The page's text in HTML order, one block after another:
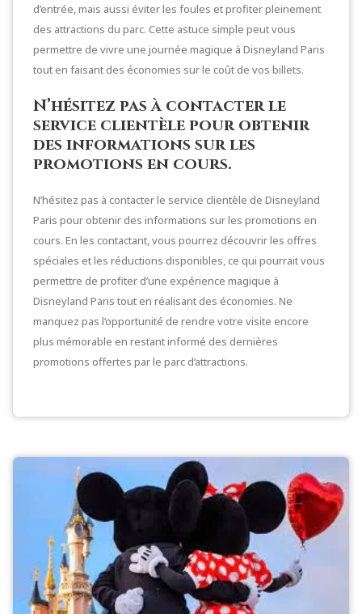
d’entrée, mais aussi éviter les foules et profiter pleinement
des attractions du parc. Cette astuce simple peut vous
permettre de vivre une journée magique à Disneyland Paris
tout en faisant des économies sur le coût de vos billets.
N’hésitez pas à contacter le
service clientèle pour obtenir
des informations sur les
promotions en cours.
N’hésitez pas à contacter le service clientèle de Disneyland
Paris pour obtenir des informations sur les promotions en
cours. En les contactant, vous pourrez découvrir les offres
spéciales et les réductions disponibles, ce qui pourrait vous
permettre de profiter d’une expérience magique à
Disneyland Paris tout en réalisant des économies. Ne
manquez pas l’opportunité de rendre votre visite encore
plus mémorable en restant informé des dernières
promotions offertes par le parc d’attractions.